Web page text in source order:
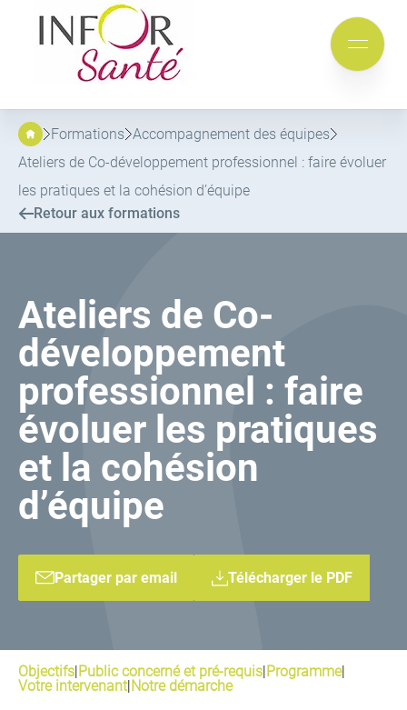
au
principal
au
Mobile
menu
Formations Accompagnement des équipes
Ateliers de Co-développement professionnel : faire évoluer
les pratiques et la cohésion d’équipe
Retour aux formations
Ateliers de Co-
développement
professionnel : faire
évoluer les pratiques
et la cohésion
d’équipe
Partager par email Télécharger le PDF
Objectifs|Public concerné et pré-requis|Programme|
Votre intervenant|Notre démarche